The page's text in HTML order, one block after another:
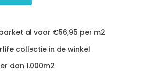
al voor €56,95 per m2
collectie in de winkel
dan 1.000m2